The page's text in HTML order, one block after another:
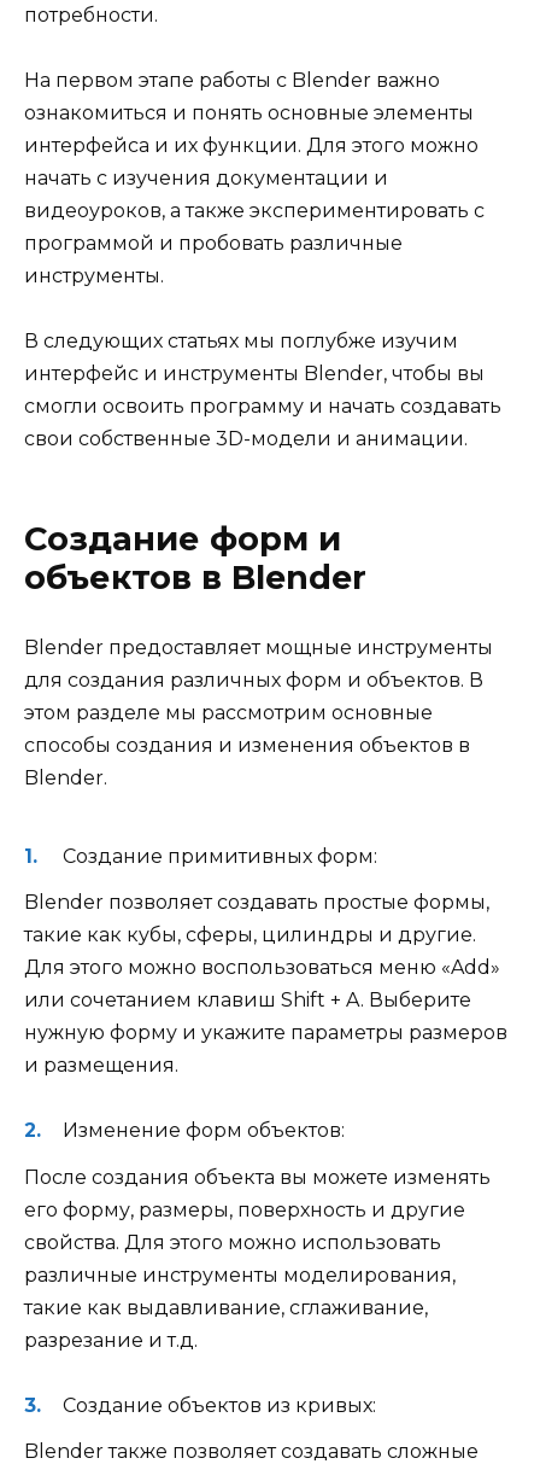
потребности.
На первом этапе работы с Blender важно
ознакомиться и понять основные элементы
интерфейса и их функции. Для этого можно
начать с изучения документации и
видеоуроков, а также экспериментировать с
программой и пробовать различные
инструменты.
В следующих статьях мы поглубже изучим
интерфейс и инструменты Blender, чтобы вы
смогли освоить программу и начать создавать
свои собственные 3D-модели и анимации.
Создание форм и
объектов в Blender
Blender предоставляет мощные инструменты
для создания различных форм и объектов. В
этом разделе мы рассмотрим основные
способы создания и изменения объектов в
Blender.
Создание примитивных форм:
Blender позволяет создавать простые формы,
такие как кубы, сферы, цилиндры и другие.
Для этого можно воспользоваться меню «Add»
или сочетанием клавиш Shift + A. Выберите
нужную форму и укажите параметры размеров
и размещения.
Изменение форм объектов:
После создания объекта вы можете изменять
его форму, размеры, поверхность и другие
свойства. Для этого можно использовать
различные инструменты моделирования,
такие как выдавливание, сглаживание,
разрезание и т.д.
Создание объектов из кривых:
Blender также позволяет создавать сложные